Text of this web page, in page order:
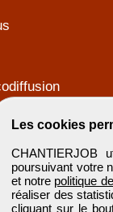
Les cookies
CHANTIERJOB
poursuivant votre
et notre politique
réaliser des
cliquant sur le